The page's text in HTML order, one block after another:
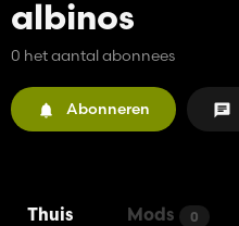
albinos
0 het aantal abonnees
Abonneren
Thuis Mods 0